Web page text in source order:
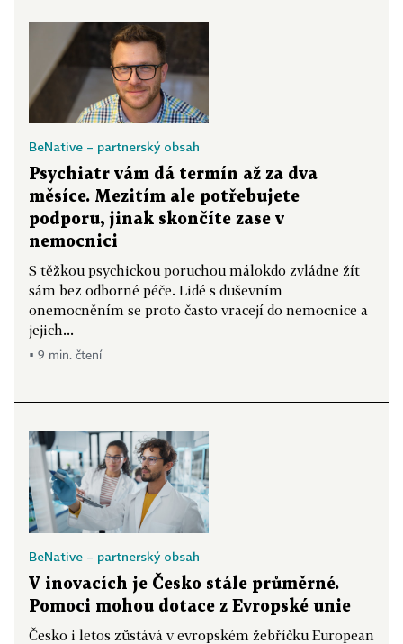
BeNative – partnerský obsah
Psychiatr vám dá termín až za dva
měsíce. Mezitím ale potřebujete
podporu, jinak skončíte zase v
nemocnici
S těžkou psychickou poruchou málokdo zvládne žít
sám bez odborné péče. Lidé s duševním
onemocněním se proto často vracejí do nemocnice a
jejich...
▪ 9 min. čtení
BeNative – partnerský obsah
V inovacích je Česko stále průměrné.
Pomoci mohou dotace z Evropské unie
Česko i letos zůstává v evropském žebříčku European